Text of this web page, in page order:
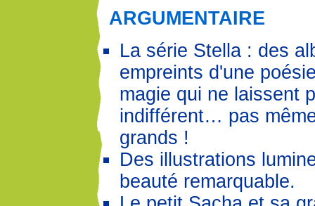
ARGUMENTAIRE
La série Stella : des
empreints d'une
magie qui ne laissent
indifférent… pas
grands !
Des illustrations
beauté remarquable.